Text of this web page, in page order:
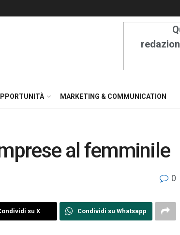
MARKETING & COMMUNICATION
al femminile
0
su X Condividi su Whatsapp